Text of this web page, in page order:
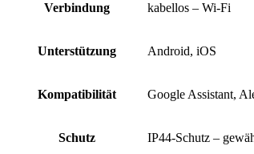
Verbindung kabellos – Wi-Fi
Unterstützung Android, iOS
Kompatibilität Google Assistant,
Schutz IP44-Schutz –